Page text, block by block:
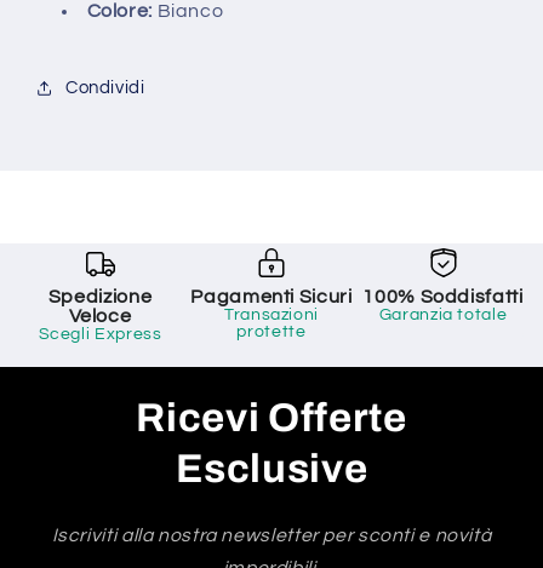
Colore: Bianco
Condividi
Spedizione
Veloce
Scegli Express
Pagamenti Sicuri
Transazioni
protette
100% Soddisfatti
Garanzia totale
Ricevi Offerte
Esclusive
Iscriviti alla nostra newsletter per sconti e novità